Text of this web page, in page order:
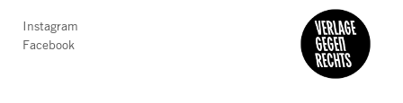
Instagram
Facebook